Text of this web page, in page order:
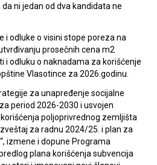
ni jedan od dva kandidata ne
i odluke o visini stope poreza na
prosečnih cena m2
i odluku o naknadama za korišćenje
Vlasotince za 2026.godinu.
za unapređenje socijalne
period 2026-2030 i usvojen
poljoprivrednog zemljišta
za radnu 2024/25. i plan za
izmene i dopune Programa
plana korišćenja subvencija